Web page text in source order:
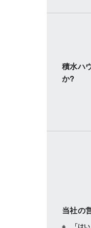
積水ハ
か?
当社の
「は